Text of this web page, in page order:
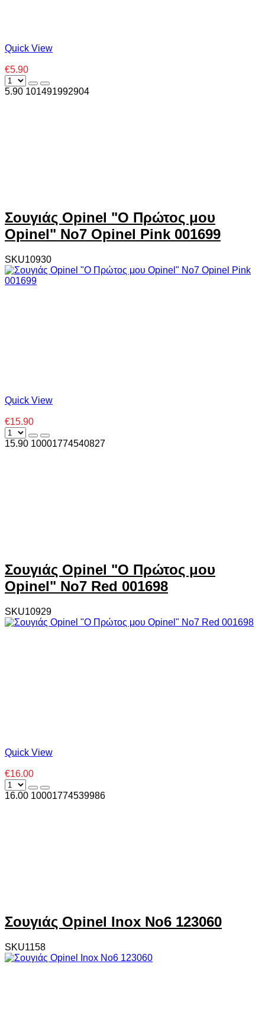
Quick View
€5.90
5.90 101491992904
Σουγιάς Opinel "Ο Πρώτος μου
Opinel" No7 Opinel Pink 001699
SKU10930
Quick View
€15.90
15.90 10001774540827
Σουγιάς Opinel "Ο Πρώτος μου
Opinel" No7 Red 001698
SKU10929
Quick View
€16.00
16.00 10001774539986
Σουγιάς Opinel Inox No6 123060
SKU1158